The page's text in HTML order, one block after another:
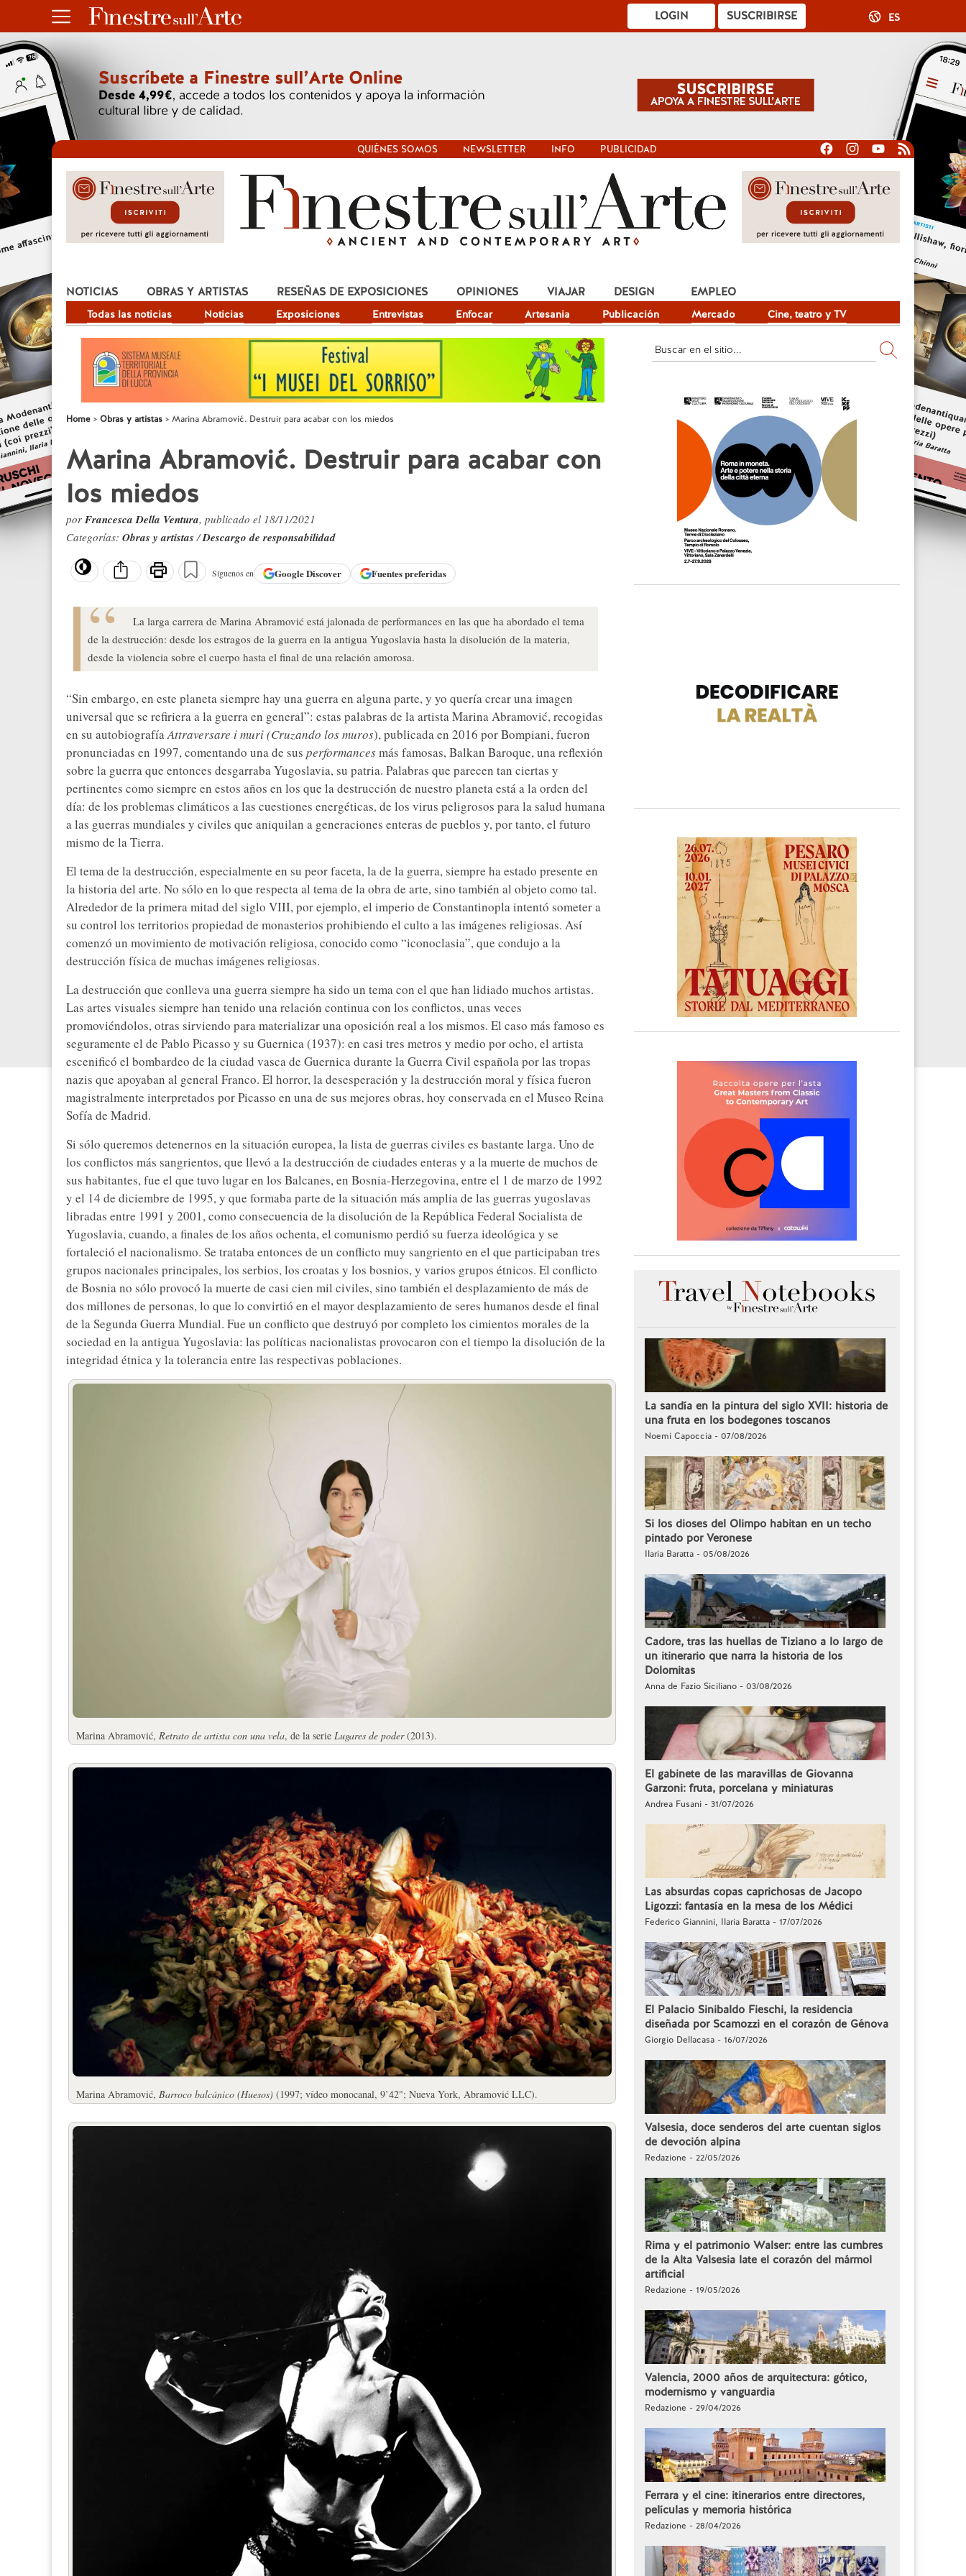
SUSCRIBIRSE
LOGIN ES
QUIÉNES SOMOS NEWSLETTER INFO PUBLICIDAD
NOTICIAS
Todas las noticias Noticias Exposiciones Entrevistas Enfocar Artesania Publicación Mercado Cine, teatro y TV
OBRAS Y ARTISTAS RESEÑAS DE EXPOSICIONES OPINIONES VIAJAR DESIGN EMPLEO
Home Obras y artistas Marina Abramović. Destruir para acabar con los miedos
Marina Abramović. Destruir para acabar con
los miedos
por Francesca Della Ventura, publicado el 18/11/2021
Categorías: Obras y artistas/Descargo de responsabilidad
Síguenos en GoogleDiscover Fuentes preferidas
La larga carrera de Marina Abramović está jalonada de performances en las que ha abordado el tema
de la destrucción: desde los estragos de la guerra en la antigua Yugoslavia hasta la disolución de la materia,
desde la violencia sobre el cuerpo hasta el final de una relación amorosa.
“Sin embargo, en este planeta siempre hay una guerra en alguna parte, y yo quería crear una imagen
universal que se refiriera a la guerra en general”: estas palabras de la artista Marina Abramović, recogidas
en su autobiografíaAttraversare i muri (Cruzando los muros), publicada en 2016 por Bompiani, fueron
pronunciadas en 1997, comentando una de sus performancesmás famosas, Balkan Baroque, una reflexión
sobre la guerra que entonces desgarraba Yugoslavia, su patria. Palabras que parecen tan ciertas y
pertinentes como siempre en estos años en los que la destrucción de nuestro planeta está a la orden del
día: de los problemas climáticos a las cuestiones energéticas, de los virus peligrosos para la salud humana
a las guerras mundiales y civiles que aniquilan a generaciones enteras de pueblos y, por tanto, el futuro
mismo de la Tierra.
El tema de la destrucción, especialmente en su peor faceta, la de la guerra, siempre ha estado presente en
la historia del arte. No sólo en lo que respecta al tema de la obra de arte, sino también al objeto como tal.
Alrededor de la primera mitad del siglo VIII, por ejemplo, el imperio de Constantinopla intentó someter a
su control los territorios propiedad de monasterios prohibiendo el culto a las imágenes religiosas. Así
comenzó un movimiento de motivación religiosa, conocido como “iconoclasia”, que condujo a la
destrucción física de muchas imágenes religiosas.
La destrucción que conlleva una guerra siempre ha sido un tema con el que han lidiado muchos artistas.
Las artes visuales siempre han tenido una relación continua con los conflictos, unas veces
promoviéndolos, otras sirviendo para materializar una oposición real a los mismos. El caso más famoso es
seguramente el de Pablo Picasso y su Guernica (1937): en casi tres metros y medio por ocho, el artista
escenificó el bombardeo de la ciudad vasca de Guernica durante la Guerra Civil española por las tropas
nazis que apoyaban al general Franco. El horror, la desesperación y la destrucción moral y física fueron
magistralmente interpretados por Picasso en una de sus mejores obras, hoy conservada en el Museo Reina
Sofía de Madrid.
Si sólo queremos detenernos en la situación europea, la lista de guerras civiles es bastante larga. Uno de
los conflictos más sangrientos, que llevó a la destrucción de ciudades enteras y a la muerte de muchos de
sus habitantes, fue el que tuvo lugar en los Balcanes, en Bosnia-Herzegovina, entre el 1 de marzo de 1992
y el 14 de diciembre de 1995, y que formaba parte de la situación más amplia de las guerras yugoslavas
libradas entre 1991 y 2001, como consecuencia de la disolución de la República Federal Socialista de
Yugoslavia, cuando, a finales de los años ochenta, el comunismo perdió su fuerza ideológica y se
fortaleció el nacionalismo. Se trataba entonces de un conflicto muy sangriento en el que participaban tres
grupos nacionales principales, los serbios, los croatas y los bosnios, y varios grupos étnicos. El conflicto
de Bosnia no sólo provocó la muerte de casi cien mil civiles, sino también el desplazamiento de más de
dos millones de personas, lo que lo convirtió en el mayor desplazamiento de seres humanos desde el final
de la Segunda Guerra Mundial. Fue un conflicto que destruyó por completo los cimientos morales de la
sociedad en la antigua Yugoslavia: las políticas nacionalistas provocaron con el tiempo la disolución de la
integridad étnica y la tolerancia entre las respectivas poblaciones.
Marina Abramović, Retrato de artista con una vela, de la serie Lugares de poder(2013).
Marina Abramović, Barroco balcánico (Huesos) (1997; vídeo monocanal, 9’42"; Nueva York, Abramović LLC).
La sandía en la pintura del siglo XVII: historia de
una fruta en los bodegones toscanos
Noemi Capoccia - 07/08/2026
Si los dioses del Olimpo habitan en un techo
pintado por Veronese
Ilaria Baratta - 05/08/2026
Cadore, tras las huellas de Tiziano a lo largo de
un itinerario que narra la historia de los
Dolomitas
Anna de Fazio Siciliano - 03/08/2026
El gabinete de las maravillas de Giovanna
Garzoni: fruta, porcelana y miniaturas
Andrea Fusani - 31/07/2026
Las absurdas copas caprichosas de Jacopo
Ligozzi: fantasía en la mesa de los Médici
Federico Giannini, Ilaria Baratta - 17/07/2026
El Palacio Sinibaldo Fieschi, la residencia
diseñada por Scamozzi en el corazón de Génova
Giorgio Dellacasa - 16/07/2026
Valsesia, doce senderos del arte cuentan siglos
de devoción alpina
Redazione - 22/05/2026
Rima y el patrimonio Walser: entre las cumbres
de la Alta Valsesia late el corazón del mármol
artificial
Redazione - 19/05/2026
Valencia, 2000 años de arquitectura: gótico,
modernismo y vanguardia
Redazione - 29/04/2026
Ferrara y el cine: itinerarios entre directores,
películas y memoria histórica
Redazione - 28/04/2026